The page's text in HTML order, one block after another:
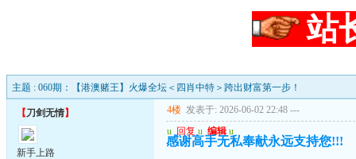
站
主题 : 060期：【港澳赌王】火爆全坛＜四肖中特＞跨出财富第一步！
【刀剑无情】
新手上路
4楼 发表于: 2026-06-02 22:48 ---
u 回复 u 编辑 u
感谢高手无私奉献永远支持您!!!